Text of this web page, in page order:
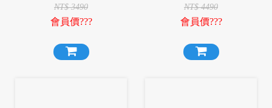
納袋】
NT$3490
會員價???
扇 露營扇 電扇
NT$4490
會員價???